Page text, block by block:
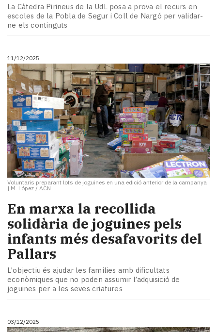
La Càtedra Pirineus de la UdL posa a prova el recurs en
escoles de la Pobla de Segur i Coll de Nargó per validar-
ne els continguts
11/12/2025
Voluntaris preparant lots de joguines en una edició anterior de la campanya
| M. López / ACN
En marxa la recollida
solidària de joguines pels
infants més desafavorits del
Pallars
L'objectiu és ajudar les famílies amb dificultats
econòmiques que no poden assumir l’adquisició de
joguines per a les seves criatures
03/12/2025